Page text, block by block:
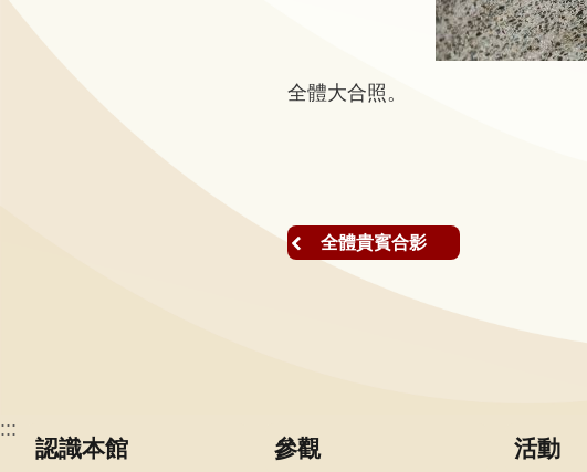
民
服
府
全體大合照。
全體貴賓合影
:::
認識本館 參觀 活動